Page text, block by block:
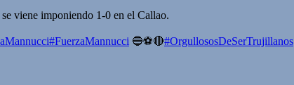
se viene imponiendo 1-0 en el Callao.
#FuerzaMannucci 🔵⚽🔴#OrgullososDeSerTrujillanos